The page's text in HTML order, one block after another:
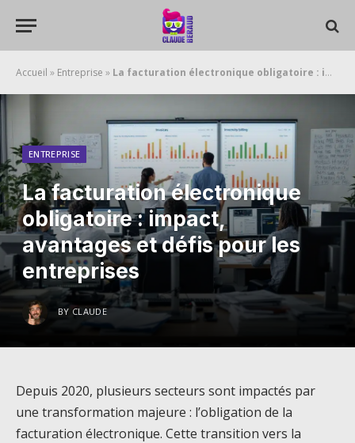
Accueil » Entreprise » La facturation électronique obligatoire : impact, avantages et défis pour les entreprises
ENTREPRISE
La facturation électronique
obligatoire : impact,
avantages et défis pour les
entreprises
BY CLAUDE
Depuis 2020, plusieurs secteurs sont impactés par
une transformation majeure : l’obligation de la
facturation électronique. Cette transition vers la